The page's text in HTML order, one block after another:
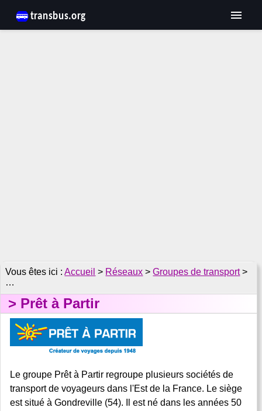
Accueil > Réseaux >Groupes de transport>
…
Prêt à Partir
Le groupe Prêt à Partir regroupe plusieurs sociétés de
transport de voyageurs dans l'Est de la France. Le siège
est situé à Gondreville (54). Il est né dans les années 50